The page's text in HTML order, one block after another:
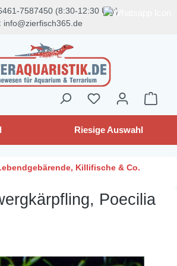
7587450 (8:30-12:30 Uhr)
info@zierfisch365.de
Riesige Auswahl
Killifische & Co.
Poecilia